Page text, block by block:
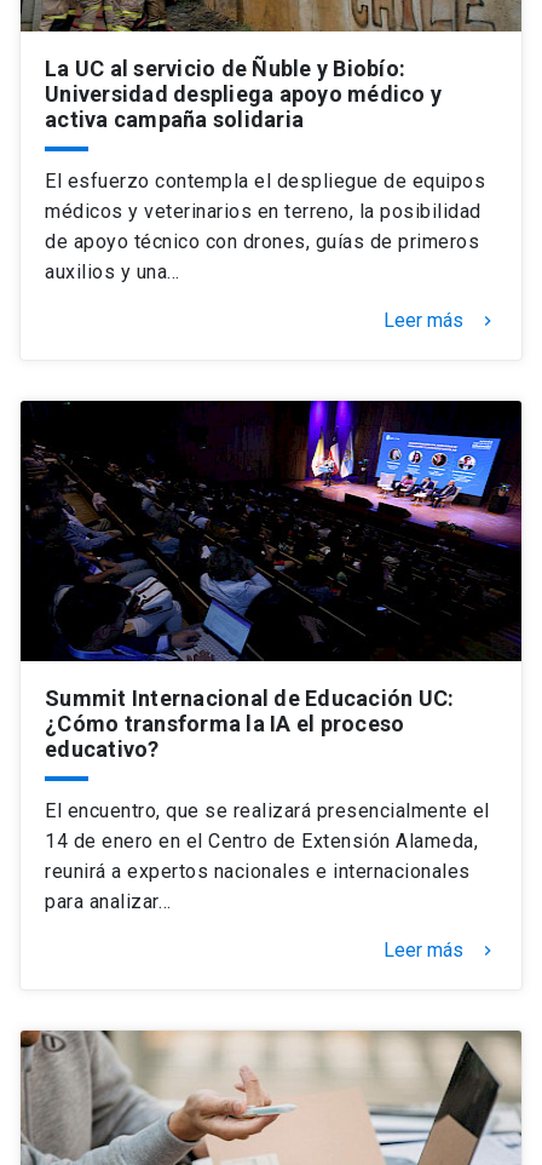
La UC al servicio de Ñuble y Biobío:
Universidad despliega apoyo médico y
activa campaña solidaria
El esfuerzo contempla el despliegue de equipos
médicos y veterinarios en terreno, la posibilidad
de apoyo técnico con drones, guías de primeros
auxilios y una…
Leer más keyboard_arrow_right
Summit Internacional de Educación UC:
¿Cómo transforma la IA el proceso
educativo?
El encuentro, que se realizará presencialmente el
14 de enero en el Centro de Extensión Alameda,
reunirá a expertos nacionales e internacionales
para analizar…
Leer más keyboard_arrow_right